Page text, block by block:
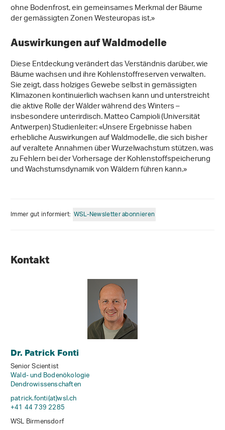
ohne Bodenfrost, ein gemeinsames Merkmal der Bäume
der gemässigten Zonen Westeuropas ist.»
Auswirkungen auf Waldmodelle
Diese Entdeckung verändert das Verständnis darüber, wie
Bäume wachsen und ihre Kohlenstoffreserven verwalten.
Sie zeigt, dass holziges Gewebe selbst in gemässigten
Klimazonen kontinuierlich wachsen kann und unterstreicht
die aktive Rolle der Wälder während des Winters –
insbesondere unterirdisch. Matteo Campioli (Universität
Antwerpen) Studienleiter: «Unsere Ergebnisse haben
erhebliche Auswirkungen auf Waldmodelle, die sich bisher
auf veraltete Annahmen über Wurzelwachstum stützen, was
zu Fehlern bei der Vorhersage der Kohlenstoffspeicherung
und Wachstumsdynamik von Wäldern führen kann.»
Immer gut informiert: WSL-Newsletter abonnieren
Kontakt
Dr. Patrick Fonti
Senior Scientist
Wald- und Bodenökologie
Dendrowissenschaften
patrick.fonti(at)wsl.ch
+41 44 739 2285
WSL Birmensdorf